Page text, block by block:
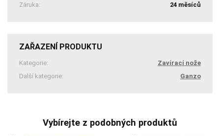
Záruka: 24 měsíců
ZAŘAZENÍ PRODUKTU
Kategorie:
Zavírací nože
Další kategorie:
Ganzo
Vybírejte z podobných produktů